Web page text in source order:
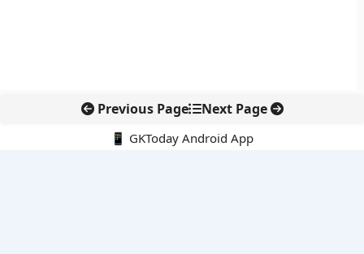
Previous Page Next Page
📱 GKToday Android App